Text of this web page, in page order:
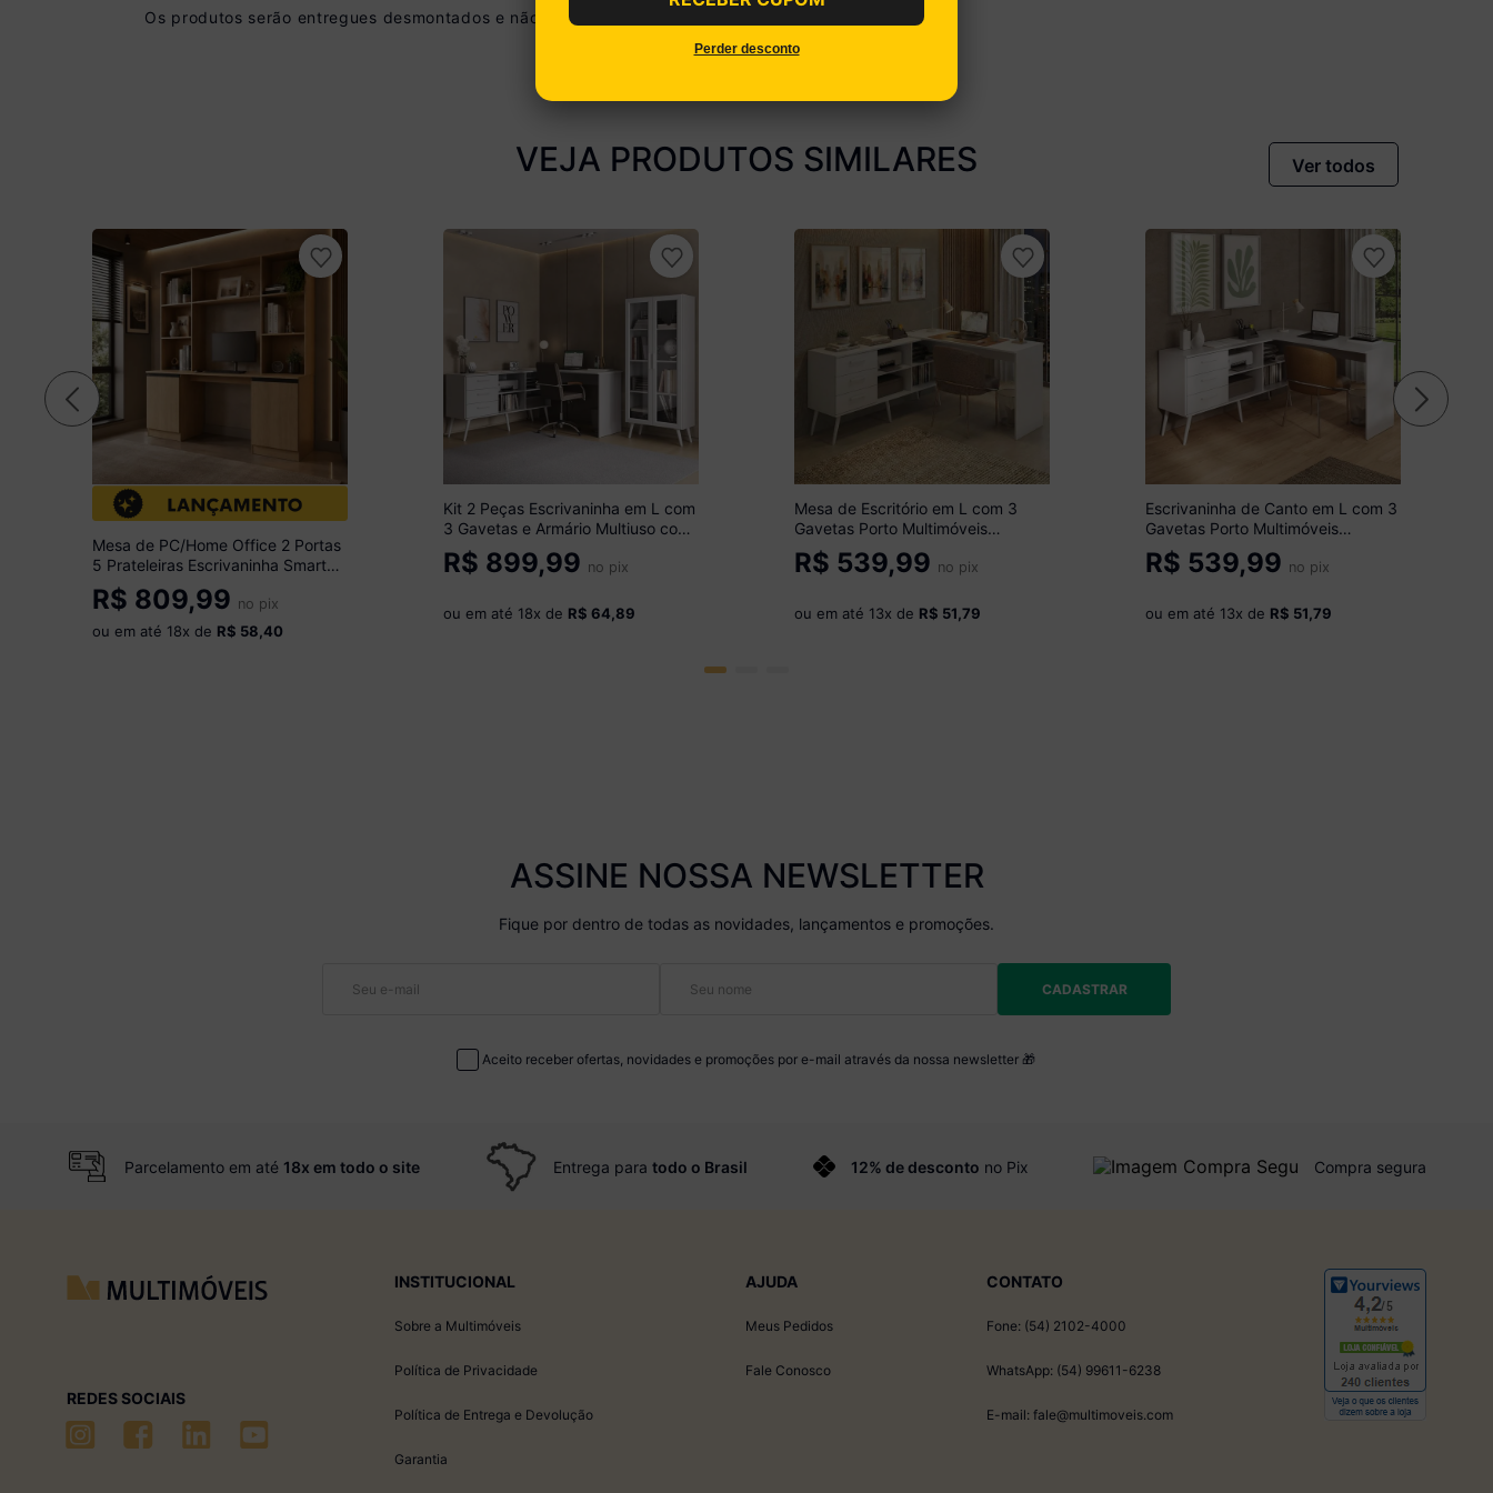
Os produtos serão entregues desmontados e não disponibilizamos o serviço de montagem.
VEJA PRODUTOS SIMILARES Ver todos
Mesa de PC/Home Office 2 Portas
5 Prateleiras Escrivaninha Smart
Multimóveis MP6105 Madeirado
R$ 809,99 no pix
ou em até 18x de R$ 58,40
Kit 2 Peças Escrivaninha em L com
3 Gavetas e Armário Multiuso com
Vidro Glass Multimóveis MP6049
Branco
R$ 899,99 no pix
ou em até 18x de R$ 64,89
Mesa de Escritório em L com 3
Gavetas Porto Multimóveis
MP6044 Branco
R$ 539,99 no pix
ou em até 13x de R$ 51,79
Escrivaninha de Canto em L com 3
Gavetas Porto Multimóveis
MP6036 Branco
R$ 539,99 no pix
ou em até 13x de R$ 51,79
ASSINE NOSSA NEWSLETTER
Fique por dentro de todas as novidades, lançamentos e promoções.
CADASTRAR
Aceito receber ofertas, novidades e promoções por e-mail através da nossa newsletter 🎁
Parcelamento em até 18x em todo o site Entrega paratodo o Brasil 12% de desconto no Pix Compra segura
REDES SOCIAIS
INSTITUCIONAL
Sobre a Multimóveis
Política de Privacidade
Política de Entrega e Devolução
Garantia
AJUDA
Meus Pedidos
Fale Conosco
CONTATO
Fone: (54) 2102-4000
WhatsApp: (54) 99611-6238
E-mail: fale@multimoveis.com
Perder desconto